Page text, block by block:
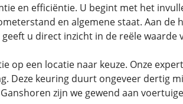
en efficiëntie. U begint met het
en algemene staat. Aan de
u direct inzicht in de reële waarde
op een locatie naar keuze. Onze
Deze keuring duurt ongeveer dertig
zijn we gewend aan